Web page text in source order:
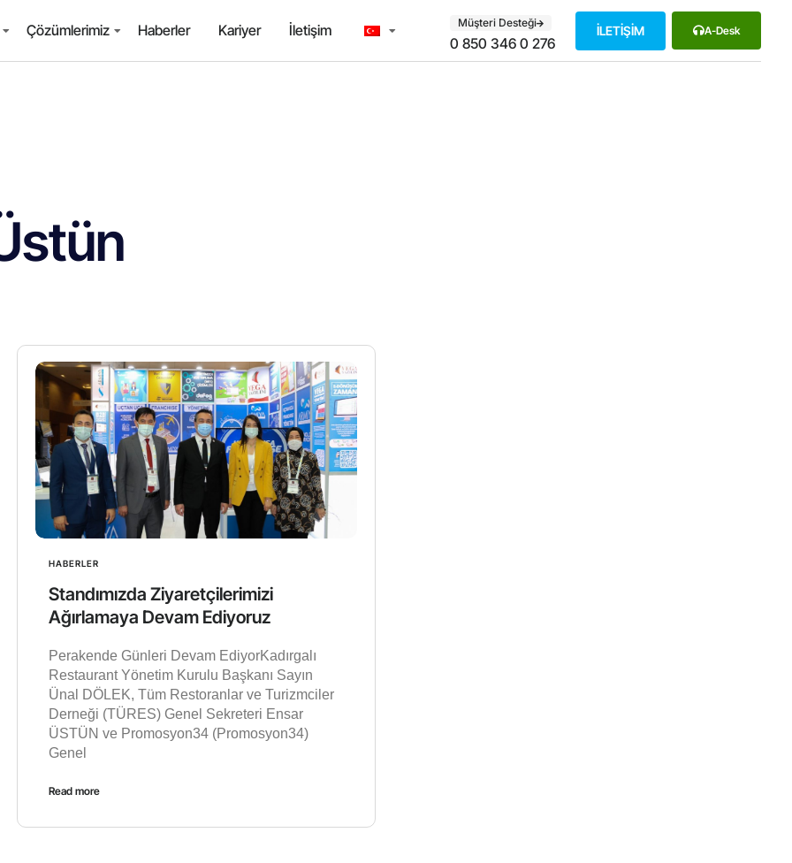
Çözümlerimiz Haberler Kariyer İletişim Müşteri Desteği
0 850 346 0 276
İLETİŞİM A-Desk
HABERLER
Standımızda Ziyaretçilerimizi
Ağırlamaya Devam Ediyoruz
Perakende Günleri Devam EdiyorKadırgalı
Restaurant Yönetim Kurulu Başkanı Sayın
Ünal DÖLEK, Tüm Restoranlar ve Turizmciler
Derneği (TÜRES) Genel Sekreteri Ensar
ÜSTÜN ve Promosyon34 (Promosyon34)
Genel
Read more